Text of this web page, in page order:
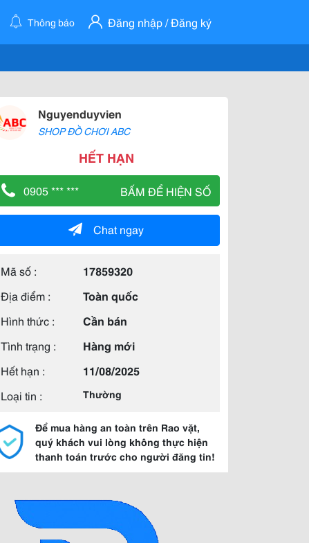
Thông báo Đăng nhập / Đăng ký
Nguyenduyvien
SHOP ĐỒ CHƠI ABC
HẾT HẠN
0905 *** *** BẤM ĐỂ HIỆN SỐ
Chat ngay
Mã số :
17859320
Địa điểm :
Toàn quốc
Hình thức :
Cần bán
Tình trạng :
Hàng mới
Hết hạn :
11/08/2025
Loại tin :
Thường
Để mua hàng an toàn trên Rao vặt,
quý khách vui lòng không thực hiện
thanh toán trước cho người đăng tin!